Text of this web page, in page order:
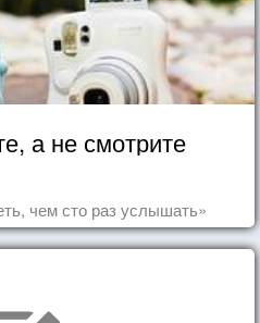
а не смотрите
чем сто раз услышать»